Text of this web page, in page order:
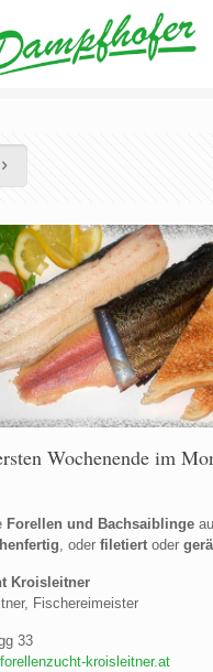
Wochenende im
Forellen und Bachsaiblinge
, oder filetiert oder
Kroisleitner
Fischereimeister
33
kroisleitner.at